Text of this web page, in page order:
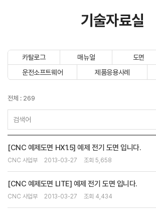
기술자료실
카탈로그 매뉴얼 도면
운전소프트웨어
제품응용사례
전체 : 269
[CNC 예제도면 HX1.5] 예제 전기 도면 입니다.
CNC 사업부 2013-03-27 조회 5,658
[CNC 예제도면 LITE] 예제 전기 도면 입니다.
CNC 사업부 2013-03-27 조회 4,434